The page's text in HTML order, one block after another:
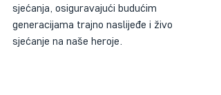
sjećanja, osiguravajući budućim
generacijama trajno naslijeđe i živo
sjećanje na naše heroje.